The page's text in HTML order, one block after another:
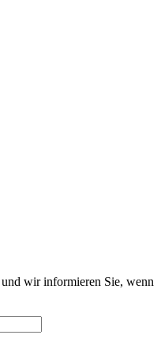
wir informieren Sie, wenn